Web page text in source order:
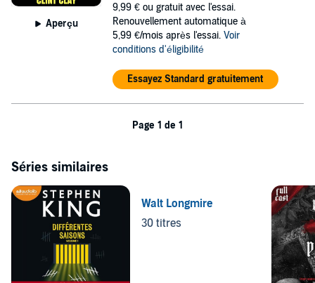
Aperçu
9,99 € ou gratuit avec l'essai.
Renouvellement automatique à
5,99 €/mois après l'essai. Voir
conditions d'éligibilité
Essayez Standard gratuitement
Page 1 de 1
Séries similaires
Walt Longmire
30 titres